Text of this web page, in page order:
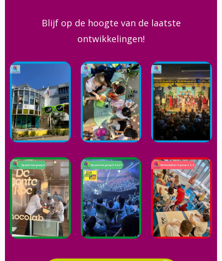
Blijf op de hoogte van de laatste
ontwikkelingen!